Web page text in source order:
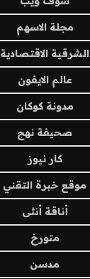
مجلة الاسهم
الشرقية الاقتصادية
عالم الايفون
مدونة كوكان
صحيفة نهج
كار نيوز
موقع خبرة التقني
أناقة أنثى
متورخ
مدسن